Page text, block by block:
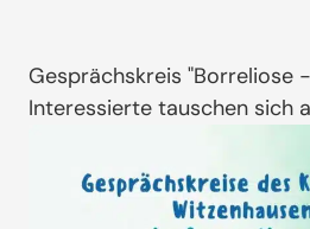
Gesprächskreis "Borreliose
Interessierte tauschen sich